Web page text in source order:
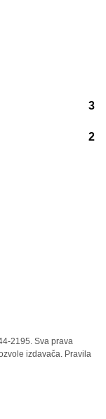
3
2
2195. Sva prava
izdavača. Pravila